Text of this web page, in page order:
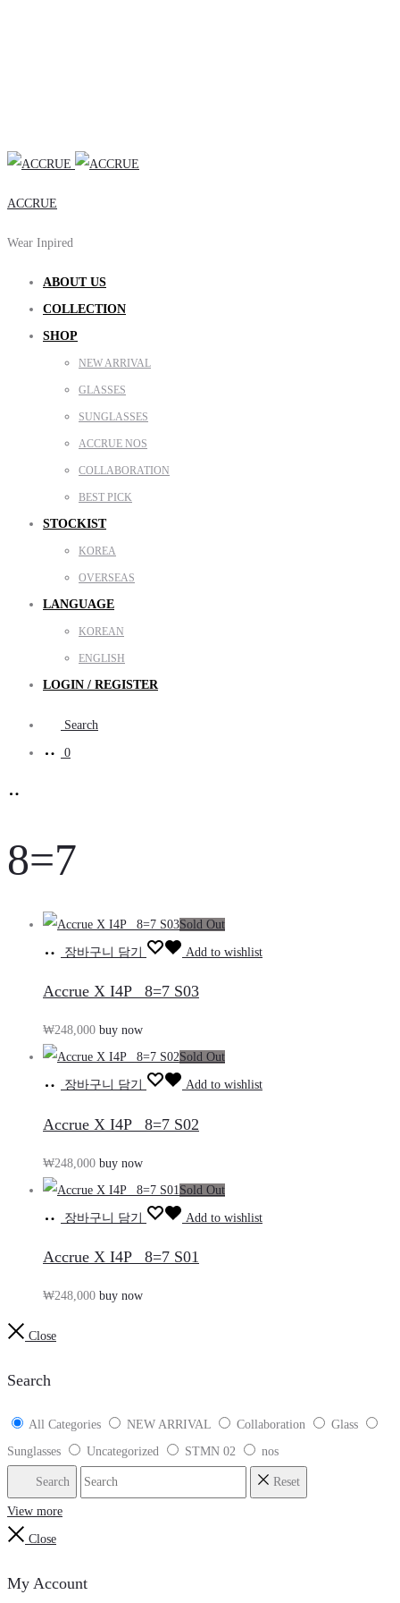
ACCRUE
Wear Inpired
ABOUT US
COLLECTION
SHOP
NEW ARRIVAL
GLASSES
SUNGLASSES
ACCRUE NOS
COLLABORATION
BEST PICK
STOCKIST
KOREA
OVERSEAS
LANGUAGE
KOREAN
ENGLISH
LOGIN / REGISTER
Search
0
8=7
Sold Out
장바구니 담기 Add to wishlist
Accrue X I4P_ 8=7 S03
₩248,000 buy now
Sold Out
장바구니 담기 Add to wishlist
Accrue X I4P_ 8=7 S02
₩248,000 buy now
Sold Out
장바구니 담기 Add to wishlist
Accrue X I4P_ 8=7 S01
₩248,000 buy now
Close
Search
All Categories NEW ARRIVAL Collaboration
Glass
Sunglasses
Uncategorized STMN 02 nos
Search Reset
View more
Close
My Account